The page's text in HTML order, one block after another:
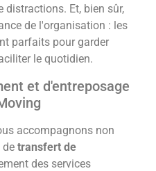
distractions. Et, bien sûr,
de l'organisation : les
parfaits pour garder
le quotidien.
et d'entreposage
accompagnons non
de transfert de
des services